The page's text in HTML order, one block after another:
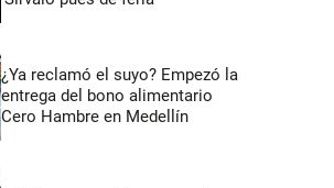
¿Ya reclamó el suyo? Empezó la
entrega del bono alimentario
Cero Hambre en Medellín